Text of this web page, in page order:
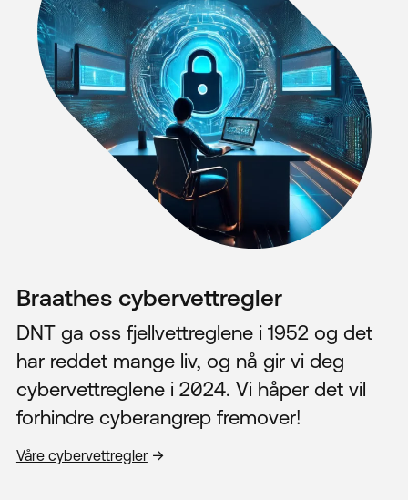
Braathes cybervettregler
DNT ga oss fjellvettreglene i 1952 og det
har reddet mange liv, og nå gir vi deg
cybervettreglene i 2024. Vi håper det vil
forhindre cyberangrep fremover!
Våre cybervettregler